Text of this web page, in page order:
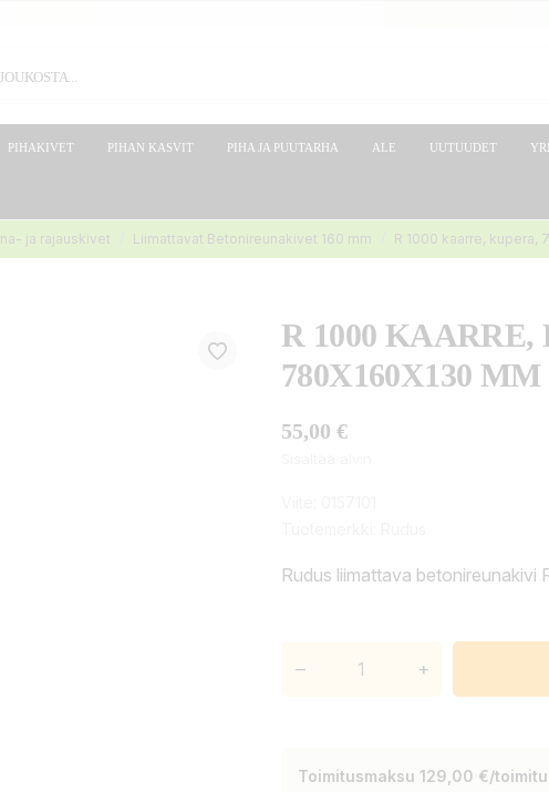
PIHAKIVET PIHAN KASVIT PIHA JA PUUTARHA ALE UUTUUDET
ja rajauskivet Liimattavat Betonireunakivet 160 mm R 1000 kaarre, kupera,
R 1000 KAARRE,
780X160X130 MM
55,00 €
Rudus liimattava
– +
Toimitusmaksu 129,00 €/